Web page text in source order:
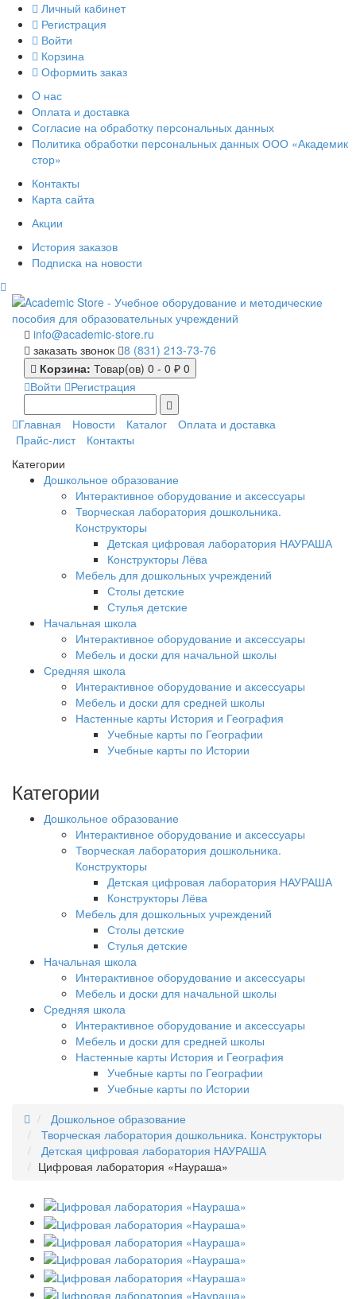
Личный кабинет
Регистрация
Войти
Корзина
Оформить заказ
O нас
Оплата и доставка
Согласие на обработку персональных данных
Политика обработки персональных данных ООО «Академик
стор»
Контакты
Карта сайта
Акции
История заказов
Подписка на новости
info@academic-store.ru
заказать звонок 8 (831) 213-73-76
Корзина: Товар(ов) 0 - 0 ₽ 0
Войти
Регистрация
Главная Новости Каталог
Оплата и доставка
Прайс-лист
Контакты
Категории
Дошкольное образование
Интерактивное оборудование и аксессуары
Творческая лаборатория дошкольника.
Конструкторы
Детская цифровая лаборатория НАУРАША
Конструкторы Лёва
Мебель для дошкольных учреждений
Столы детские
Стулья детские
Начальная школа
Интерактивное оборудование и аксессуары
Мебель и доски для начальной школы
Средняя школа
Интерактивное оборудование и аксессуары
Мебель и доски для средней школы
Настенные карты История и География
Учебные карты по Географии
Учебные карты по Истории
Категории
Дошкольное образование
Интерактивное оборудование и аксессуары
Творческая лаборатория дошкольника.
Конструкторы
Детская цифровая лаборатория НАУРАША
Конструкторы Лёва
Мебель для дошкольных учреждений
Столы детские
Стулья детские
Начальная школа
Интерактивное оборудование и аксессуары
Мебель и доски для начальной школы
Средняя школа
Интерактивное оборудование и аксессуары
Мебель и доски для средней школы
Настенные карты История и География
Учебные карты по Географии
Учебные карты по Истории
Дошкольное образование
Творческая лаборатория дошкольника. Конструкторы
Детская цифровая лаборатория НАУРАША
Цифровая лаборатория «Наураша»